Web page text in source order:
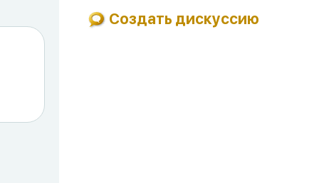
Создать дискуссию